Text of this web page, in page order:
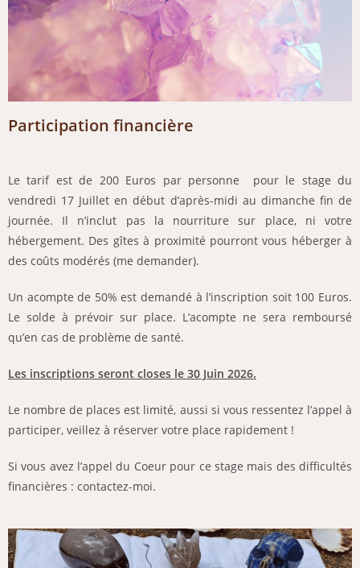
Participation financière
Le tarif est de 200 Euros par personne pour le stage du
vendredi 17 Juillet en début d’après-midi au dimanche fin de
journée. Il n’inclut pas la nourriture sur place, ni votre
hébergement. Des gîtes à proximité pourront vous héberger à
des coûts modérés (me demander).
Un acompte de 50% est demandé à l’inscription soit 100 Euros.
Le solde à prévoir sur place. L’acompte ne sera remboursé
qu’en cas de problème de santé.
Les inscriptions seront closes le 30 Juin 2026.
Le nombre de places est limité, aussi si vous ressentez l’appel à
participer, veillez à réserver votre place rapidement !
Si vous avez l’appel du Coeur pour ce stage mais des difficultés
financières : contactez-moi.